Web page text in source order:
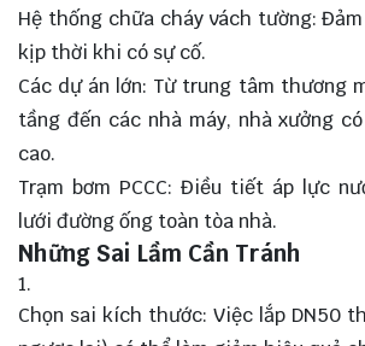
Hệ thống chữa cháy vách tường:
kịp thời khi có sự cố.
Các dự án lớn: Từ trung tâm thương
tầng đến các nhà máy, nhà xưởng
cao.
Trạm bơm PCCC: Điều tiết áp lực
lưới đường ống toàn tòa nhà.
Những Sai Lầm Cần Tránh
Chọn sai kích thước: Việc lắp DN50